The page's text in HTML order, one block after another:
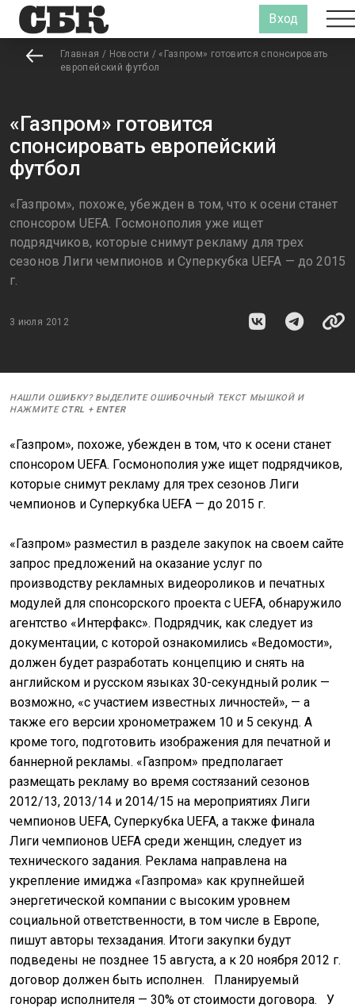
Вход
Главная / Новости / «Газпром» готовится спонсировать
европейский футбол
«Газпром» готовится
спонсировать европейский
футбол
«Газпром», похоже, убежден в том, что к осени станет
спонсором UEFA. Госмонополия уже ищет
подрядчиков, которые снимут рекламу для трех
сезонов Лиги чемпионов и Суперкубка UEFA — до 2015
г.
3 июля 2012
НАШЛИ ОШИБКУ? ВЫДЕЛИТЕ ОШИБОЧНЫЙ ТЕКСТ МЫШКОЙ И
НАЖМИТЕ CTRL + ENTER
«Газпром», похоже, убежден в том, что к осени станет
спонсором UEFA. Госмонополия уже ищет подрядчиков,
которые снимут рекламу для трех сезонов Лиги
чемпионов и Суперкубка UEFA — до 2015 г.
«Газпром» разместил в разделе закупок на своем сайте
запрос предложений на оказание услуг по
производству рекламных видеороликов и печатных
модулей для спонсорского проекта с UEFA, обнаружило
агентство «Интерфакс». Подрядчик, как следует из
документации, с которой ознакомились «Ведомости»,
должен будет разработать концепцию и снять на
английском и русском языках 30-секундный ролик —
возможно, «с участием известных личностей», — а
также его версии хронометражем 10 и 5 секунд. А
кроме того, подготовить изображения для печатной и
баннерной рекламы. «Газпром» предполагает
размещать рекламу во время состязаний сезонов
2012/13, 2013/14 и 2014/15 на мероприятиях Лиги
чемпионов UEFA, Суперкубка UEFA, а также финала
Лиги чемпионов UEFA среди женщин, следует из
технического задания. Реклама направлена на
укрепление имиджа «Газпрома» как крупнейшей
энергетической компании с высоким уровнем
социальной ответственности, в том числе в Европе,
пишут авторы техзадания. Итоги закупки будут
подведены не позднее 15 августа, а к 20 ноября 2012 г.
договор должен быть исполнен.
Планируемый
гонорар исполнителя — 30% от стоимости договора.
У